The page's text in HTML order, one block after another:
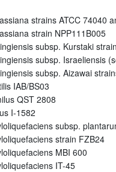
strains ATCC 74040
strain NPP111B005
subsp. Kurstaki
subsp. Israeliensis
subsp. Aizawai
IAB/BS03
QST 2808
I-1582
subsp.
strain FZB24
MBI 600
IT-45